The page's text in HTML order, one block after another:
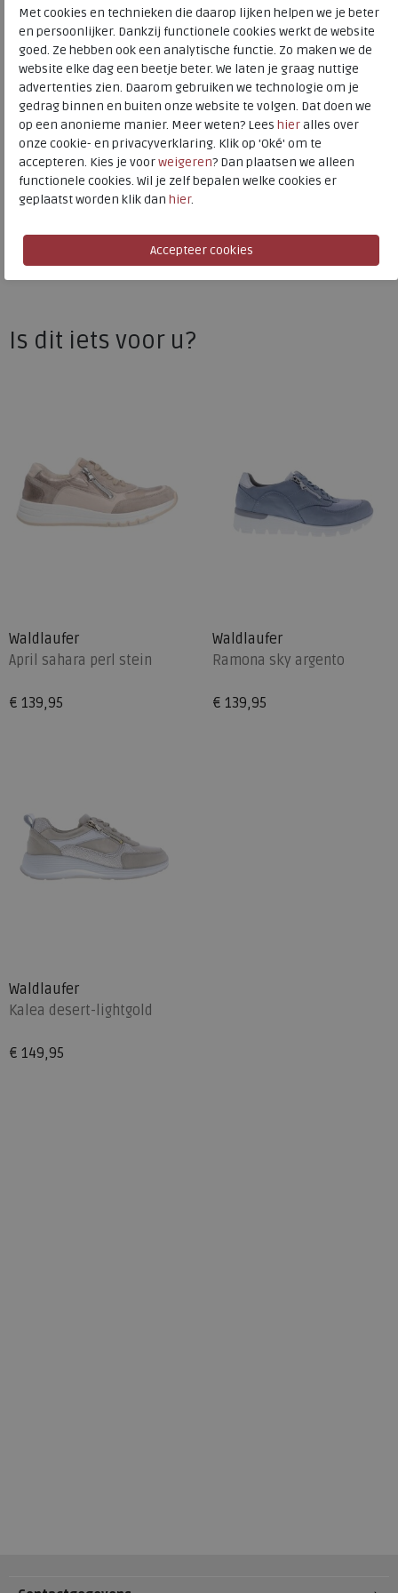
Waldlaufer
Toon alles vanWaldlaufer
Naar allesneakers / veterschoenen
Naar alleWaldlaufer sneakers / veterschoenen
Kleur Denim
Materiaal
Leer
Wijdtemaat
h
Uitneembaar voetbed
ja
Is dit iets voor u?
Waldlaufer
April sahara perl stein
€ 139,95
Waldlaufer
Ramona sky argento
€ 139,95
Waldlaufer
Kalea desert-lightgold
€ 149,95
Met cookies en technieken die daarop lijken helpen we je beter
en persoonlijker. Dankzij functionele cookies werkt de website
goed. Ze hebben ook een analytische functie. Zo maken we de
website elke dag een beetje beter. We laten je graag nuttige
advertenties zien. Daarom gebruiken we technologie om je
gedrag binnen en buiten onze website te volgen. Dat doen we
op een anonieme manier. Meer weten? Lees hieralles over
onze cookie- en privacyverklaring. Klik op 'Oké' om te
accepteren. Kies je voorweigeren? Dan plaatsen we alleen
functionele cookies. Wil je zelf bepalen welke cookies er
geplaatst worden klik dan hier.